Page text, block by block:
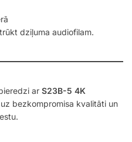
dziļuma audiofilam.
ar S23B-5 4K
bezkompromisa kvalitāti un